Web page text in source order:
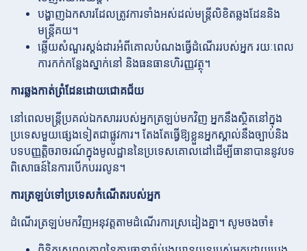
បង្ហាញឯកសារដែលត្រូវការទាំងអស់ដល់មន្ត្រីលិខិតឆ្លងដែននិង
មន្ត្រីគយ។
ឆ្លើយសំណួរស្តង់ដារអំពីគោលបំណងធ្វើដំណើររបស់អ្នក រយៈពេល
ការកក់កន្លែងស្នាក់នៅ និងធនធានហិរញ្ញវត្ថុ។
ការឆ្លងកាត់ព្រំដែនដោយជោគជ័យ
នៅពេលមន្ត្រីប្រគល់ឯកសាររបស់អ្នកត្រឡប់មកវិញ អ្នកនឹងស្ថិតនៅក្នុង
ប្រទេសមួយផ្សេងទៀតជាផ្លូវការ។ តែងតែធ្វើឱ្យខ្លួនអ្នកស្គាល់នឹងច្បាប់និង
បទបញ្ញត្តិចរាចរណ៍ក្នុងមូលដ្ឋាននៃប្រទេសគោលដៅដើម្បីធានាបាននូវបទ
ពិសោធន៍នៃការបើកបររលូន។
ការត្រឡប់ទៅប្រទេសកំណើតរបស់អ្នក
ដំណើរត្រឡប់មកវិញអនុវត្តតាមដំណើរការស្រដៀងគ្នា។ សូមចងចាំ៖